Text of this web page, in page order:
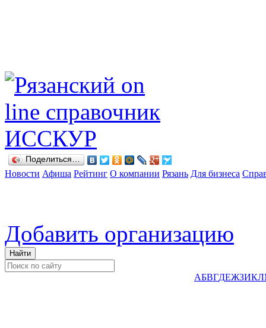
Поделиться…
Новости Афиша Рейтинг О компании Рязань Для бизнеса
Добавить организацию
АБВГДЕЖЗИКЛ